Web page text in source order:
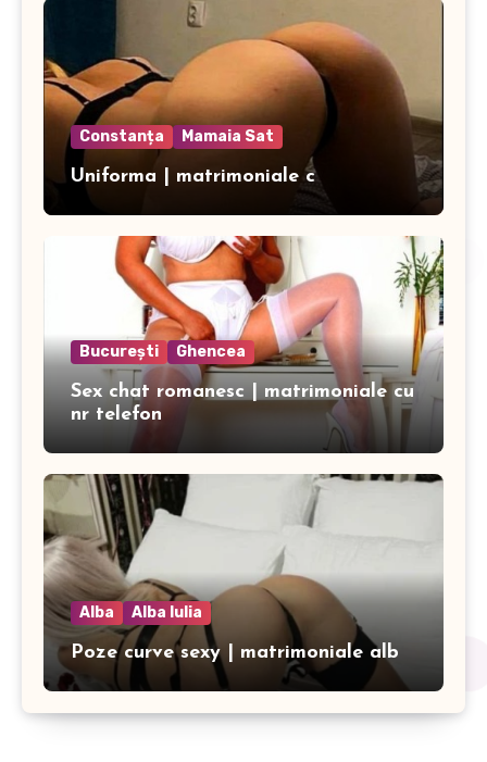
Constanța Mamaia Sat
Uniforma | matrimoniale c
București Ghencea
Sex chat romanesc | matrimoniale cu
nr telefon
Alba Alba Iulia
Poze curve sexy | matrimoniale alb